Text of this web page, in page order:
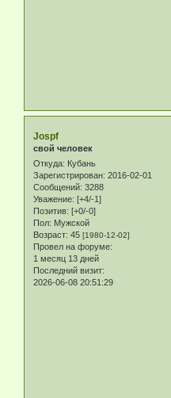
Jospf
свой человек
Откуда: Кубань
Зарегистрирован: 2016-02-01
Сообщений: 3288
Уважение: [+4/-1]
Позитив: [+0/-0]
Пол: Мужской
Возраст: 45 [1980-12-02]
Провел на форуме:
1 месяц 13 дней
Последний визит:
2026-06-08 20:51:29